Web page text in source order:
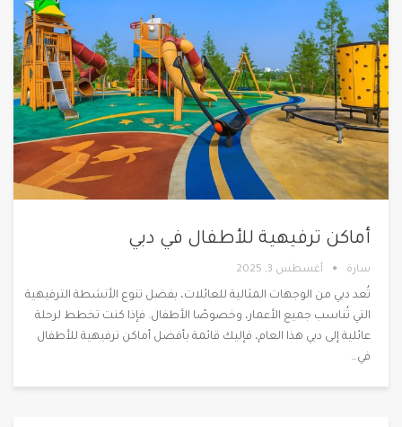
أماكن ترفيهية للأطفال في دبي
سارة أغسطس 3, 2025
تُعد دبي من الوجهات المثالية للعائلات، بفضل تنوع الأنشطة الترفيهية
التي تُناسب جميع الأعمار، وخصوصًا الأطفال. فإذا كنت تخطط لرحلة
عائلية إلى دبي هذا العام، فإليك قائمة بأفضل أماكن ترفيهية للأطفال
في…